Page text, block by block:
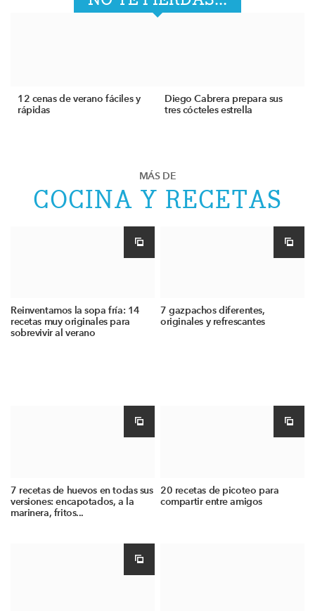
12 cenas de verano fáciles y
rápidas
Diego Cabrera prepara sus
tres cócteles estrella
MÁS DE
COCINA Y RECETAS
Reinventamos la sopa fría: 14
recetas muy originales para
sobrevivir al verano
7 gazpachos diferentes,
originales y refrescantes
7 recetas de huevos en todas sus
versiones: encapotados, a la
marinera, fritos...
20 recetas de picoteo para
compartir entre amigos